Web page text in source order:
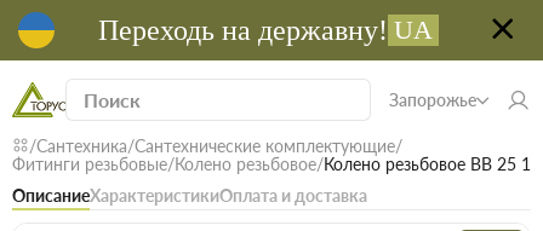
Переходь на державну! UA
Запорожье
Сантехника Сантехнические комплектующие
Фитинги резьбовые Колено резьбовое Колено резьбовое ВВ 25 1
ОписаниеХарактеристикиОплата и доставка